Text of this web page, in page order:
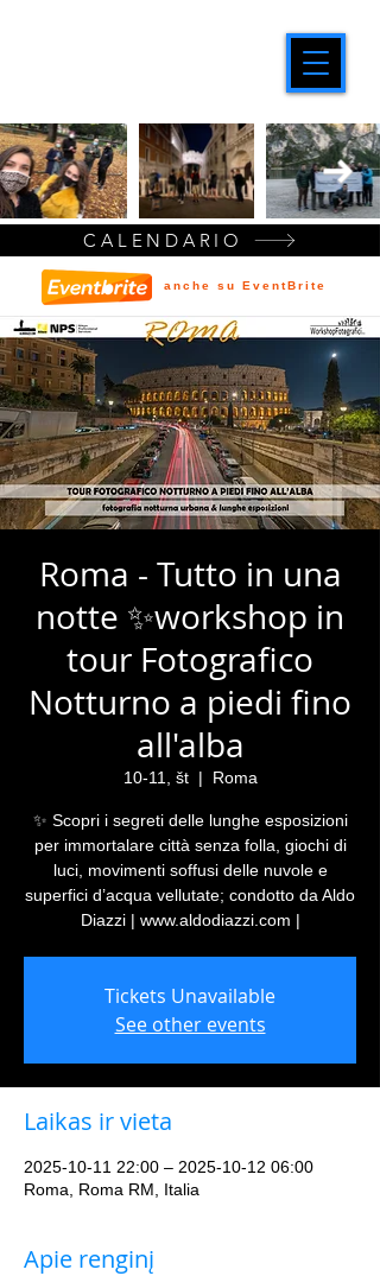
Roma - Tutto in una
notte ✨workshop in
tour Fotografico
Notturno a piedi fino
all'alba
10-11, št
  |
Roma
✨ Scopri i segreti delle lunghe esposizioni
per immortalare città senza folla, giochi di
luci, movimenti soffusi delle nuvole e
superfici d’acqua vellutate; condotto da Aldo
Diazzi | www.aldodiazzi.com |
Tickets Unavailable
See other events
Laikas ir vieta
2025-10-11 22:00 – 2025-10-12 06:00
Roma, Roma RM, Italia
Apie renginį
CALENDARIO
anche su EventBrite